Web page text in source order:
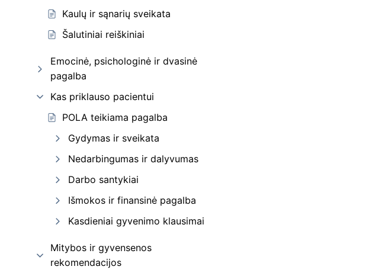
Kaulų ir sąnarių sveikata
Šalutiniai reiškiniai
Emocinė, psichologinė ir dvasinė
pagalba
Kas priklauso pacientui
POLA teikiama pagalba
Gydymas ir sveikata
Nedarbingumas ir dalyvumas
Darbo santykiai
Išmokos ir finansinė pagalba
Kasdieniai gyvenimo klausimai
Mitybos ir gyvensenos
rekomendacijos